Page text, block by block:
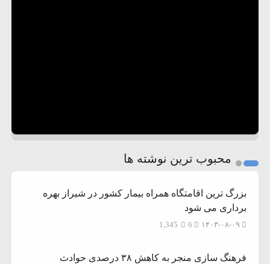
محبوب ترین نوشته ها
بزرگ ترین اقامتگاه همراه بیمار کشور در شیراز بهره
برداری می شود
۱۴۰۳-۰۸-۰۹ 1,345
فرهنگ سازی منجر به کاهش ۳۸ درصدی حوادث